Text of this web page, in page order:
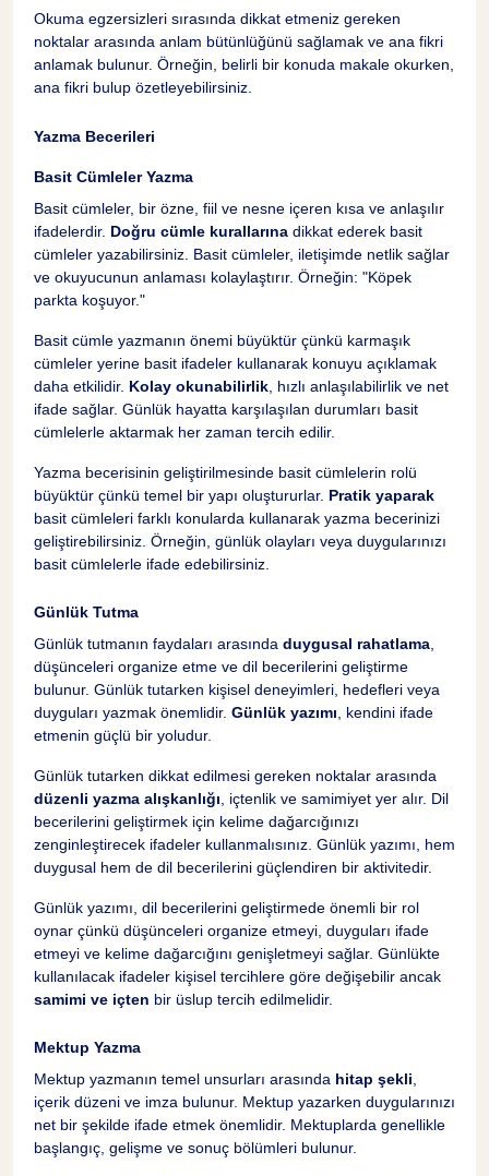
Okuma egzersizleri sırasında dikkat etmeniz gereken
noktalar arasında anlam bütünlüğünü sağlamak ve ana fikri
anlamak bulunur. Örneğin, belirli bir konuda makale okurken,
ana fikri bulup özetleyebilirsiniz.
Yazma Becerileri
Basit Cümleler Yazma
Basit cümleler, bir özne, fiil ve nesne içeren kısa ve anlaşılır
ifadelerdir. Doğru cümle kurallarına dikkat ederek basit
cümleler yazabilirsiniz. Basit cümleler, iletişimde netlik sağlar
ve okuyucunun anlaması kolaylaştırır. Örneğin: "Köpek
parkta koşuyor."
Basit cümle yazmanın önemi büyüktür çünkü karmaşık
cümleler yerine basit ifadeler kullanarak konuyu açıklamak
daha etkilidir. Kolay okunabilirlik , hızlı anlaşılabilirlik ve net
ifade sağlar. Günlük hayatta karşılaşılan durumları basit
cümlelerle aktarmak her zaman tercih edilir.
Yazma becerisinin geliştirilmesinde basit cümlelerin rolü
büyüktür çünkü temel bir yapı oluştururlar. Pratik yaparak
basit cümleleri farklı konularda kullanarak yazma becerinizi
geliştirebilirsiniz. Örneğin, günlük olayları veya duygularınızı
basit cümlelerle ifade edebilirsiniz.
Günlük Tutma
Günlük tutmanın faydaları arasında duygusal rahatlama
düşünceleri organize etme ve dil becerilerini geliştirme
bulunur. Günlük tutarken kişisel deneyimleri, hedefleri veya
duyguları yazmak önemlidir. Günlük yazımı , kendini ifade
etmenin güçlü bir yoludur.
Günlük tutarken dikkat edilmesi gereken noktalar arasında
düzenli yazma alışkanlığı , içtenlik ve samimiyet yer alır. Dil
becerilerini geliştirmek için kelime dağarcığınızı
zenginleştirecek ifadeler kullanmalısınız. Günlük yazımı, hem
duygusal hem de dil becerilerini güçlendiren bir aktivitedir.
Günlük yazımı, dil becerilerini geliştirmede önemli bir rol
oynar çünkü düşünceleri organize etmeyi, duyguları ifade
etmeyi ve kelime dağarcığını genişletmeyi sağlar. Günlükte
kullanılacak ifadeler kişisel tercihlere göre değişebilir ancak
samimi ve içten bir üslup tercih edilmelidir.
Mektup Yazma
Mektup yazmanın temel unsurları arasında hitap şekli
içerik düzeni ve imza bulunur. Mektup yazarken duygularınızı
net bir şekilde ifade etmek önemlidir. Mektuplarda genellikle
başlangıç, gelişme ve sonuç bölümleri bulunur.